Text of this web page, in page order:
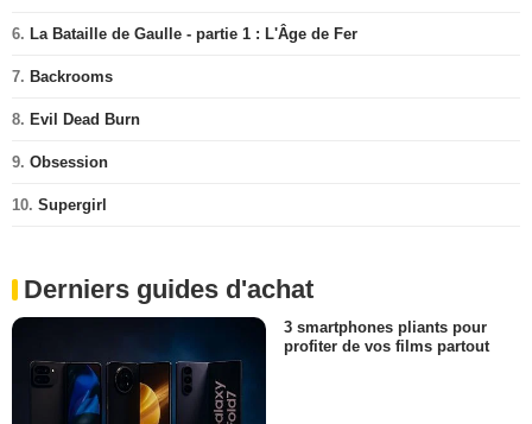
6. La Bataille de Gaulle - partie 1 : L'Âge de Fer
7. Backrooms
8. Evil Dead Burn
9. Obsession
10. Supergirl
Derniers guides d'achat
3 smartphones pliants pour
profiter de vos films partout